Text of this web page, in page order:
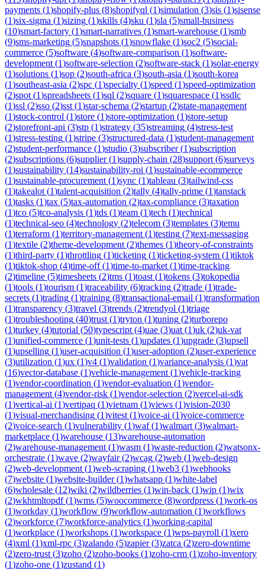
payments (1)shopify-plus (8)shopifyql (1)simulation (3)sis (1)sisense
(1)six-sigma (1)sizing (1)skills (4)sku (1)sla (5)small-business
(10)smart-factory (1)smart-narratives (1)smart-warehouse (1)smb
(9)sms-marketing (5)snapshots (1)snowflake (1)soc2 (5)social-
commerce (5)software (4)software-comparison (1)software-
development (1)software-selection (2)software-stack (1)solar-energy
(1)solutions (1)sop (2)south-africa (3)south-asia (1)south-korea
(1)southeast-asia (2)spc (1)specialty (1)speed (1)speed-optimization
(2)spot (1)spreadsheets (1)sql (2)square (1)squarespace (1)ssdlc
(1)ssl (2)sso (2)sst (1)star-schema (2)startup (2)state-management
(1)stock-control (1)store (1)store-optimization (1)store-setup
(2)storefront-api (3)stp (1)strategy (35)streaming (4)stress-test
(1)stress-testing (1)stripe (3)structured-data (1)student-management
(2)student-performance (1)studio (3)subscriber(1)subscription
(2)subscriptions (6)supplier(1)supply-chain (28)support (6)surveys
(1)sustainability (14)sustainability-roi (1)sustainable-ecommerce
(1)sustainable-procurement (1)sync (1)tableau (3)tailwind-css
(1)takealot (1)talent-acquisition (2)tally (4)tally-prime (1)tanstack
(1)tasks (1)tax (5)tax-automation (2)tax-compliance (3)taxation
(1)tco (5)tco-analysis (1)tds (1)team (1)tech (1)technical
(1)technical-seo (4)technology (2)telecom (3)templates (3)temu
(1)terraform (1)territory-management (1)testing (7)text-messaging
(1)textile (2)theme-development (2)themes (1)theory-of-constraints
(1)third-party (1)throttling (1)ticketing (1)ticketing-system (1)tiktok
(1)tiktok-shop (4)time-off(1)time-to-market (1)time-tracking
(2)timeline (5)timesheets (2)tms (1)toast (1)tokens (3)tokopedia
(1)tools (1)tourism (1)traceability (6)tracking (2)trade (1)trade-
secrets (1)trading (1)training (8)transactional-email (1)transformation
(1)transparency (3)travel (3)trends (2)trendyol (1)triage
(1)troubleshooting (40)trust (1)tryton (1)tuning (2)turborepo
(1)turkey (4)tutorial (50)typescript (4)uae (3)uat (1)uk (2)uk-vat
(1)unified-commerce (1)unit-tests (1)updates (1)upgrade (3)upsell
(1)upselling (1)user-acquisition (1)user-adoption (2)user-experience
(3)utilization (1)ux (1)v4 (1)validation (1)variance-analysis (1)vat
(16)vector-database (1)vehicle-management (1)vehicle-tracking
(1)vendor-coordination (1)vendor-evaluation (1)vendor-
management (4)vendor-risk (1)vendor-selection (2)vercel-ai-sdk
(1)vertical-ai (1)vertipaq (1)vietnam (1)views (1)vision-2030
(1)visual-merchandising (1)vitest (1)voice-ai (1)voice-commerce
(2)voice-search (1)vulnerability (1)waf(1)walmart (3)walmart-
marketplace (1)warehouse (13)warehouse-automation
(2)warehouse-management (1)wasm (1)waste-reduction (2)watsonx-
orchestrate (1)wave (2)wayfair(2)wcag (2)web (1)web-design
(2)web-development (1)web-scraping (1)web3 (1)webhooks
(7)website (1)website-builder(1)whatsapp (1)white-label
(6)wholesale (12)wiki (2)wildberries (1)win-back (1)wip (1)wix
(2)wkhtmltopdf(1)wms (5)woocommerce (8)wordpress (1)work-os
(1)workday (1)workflow (9)workflow-automation (1)workflows
(2)workforce (7)workforce-analytics (1)working-capital
(1)workplace (1)workshops (1)workspace (1)wps-payroll (1)xero
(4)xml (1)xml-rpc (3)zalando (5)zapier(3)zatca (2)zero-downtime
(2)zero-trust (3)zoho (2)zoho-books (1)zoho-crm (1)zoho-inventory
(1)zoho-one (1)zustand (1)